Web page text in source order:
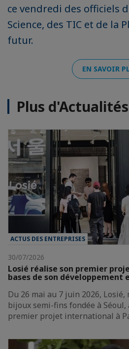
ce vendredi des officiels
Science, des TIC et de la
futur.
EN SAVOIR
Plus d'Actualités
ACTUS DES ENTREPRISES
30/07/2026
Losié réalise son premier
bases de son développement
Du 26 mai au 7 juin 2026, Losié,
bijoux semi-fins fondée à
premier projet international à